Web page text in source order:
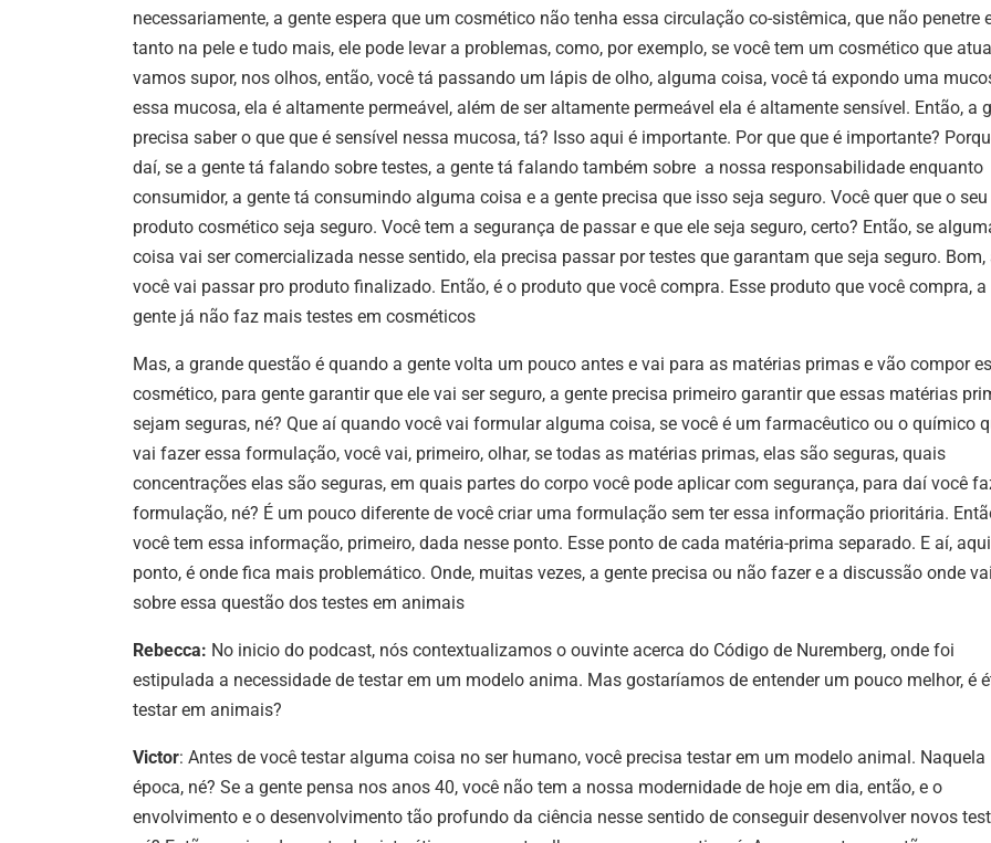
necessariamente, a gente espera que um cosmético não tenha essa circulação co-sistêmica, que não penetre
tanto na pele e tudo mais, ele pode levar a problemas, como, por exemplo, se você tem um cosmético que
vamos supor, nos olhos, então, você tá passando um lápis de olho, alguma coisa, você tá expondo uma
essa mucosa, ela é altamente permeável, além de ser altamente permeável ela é altamente sensível. Então, a
precisa saber o que que é sensível nessa mucosa, tá? Isso aqui é importante. Por que que é importante?
daí, se a gente tá falando sobre testes, a gente tá falando também sobre a nossa responsabilidade enquanto
consumidor, a gente tá consumindo alguma coisa e a gente precisa que isso seja seguro. Você quer que o seu
produto cosmético seja seguro. Você tem a segurança de passar e que ele seja seguro, certo? Então, se
coisa vai ser comercializada nesse sentido, ela precisa passar por testes que garantam que seja seguro. Bom,
você vai passar pro produto finalizado. Então, é o produto que você compra. Esse produto que você compra, a
gente já não faz mais testes em cosméticos
Mas, a grande questão é quando a gente volta um pouco antes e vai para as matérias primas e vão compor
cosmético, para gente garantir que ele vai ser seguro, a gente precisa primeiro garantir que essas matérias
sejam seguras, né? Que aí quando você vai formular alguma coisa, se você é um farmacêutico ou o químico
vai fazer essa formulação, você vai, primeiro, olhar, se todas as matérias primas, elas são seguras, quais
concentrações elas são seguras, em quais partes do corpo você pode aplicar com segurança, para daí você
formulação, né? É um pouco diferente de você criar uma formulação sem ter essa informação prioritária.
você tem essa informação, primeiro, dada nesse ponto. Esse ponto de cada matéria-prima separado. E aí,
ponto, é onde fica mais problemático. Onde, muitas vezes, a gente precisa ou não fazer e a discussão onde
sobre essa questão dos testes em animais
Rebecca: No inicio do podcast, nós contextualizamos o ouvinte acerca do Código de Nuremberg, onde foi
estipulada a necessidade de testar em um modelo anima. Mas gostaríamos de entender um pouco melhor, é
testar em animais?
Victor: Antes de você testar alguma coisa no ser humano, você precisa testar em um modelo animal. Naquela
época, né? Se a gente pensa nos anos 40, você não tem a nossa modernidade de hoje em dia, então, e o
envolvimento e o desenvolvimento tão profundo da ciência nesse sentido de conseguir desenvolver novos